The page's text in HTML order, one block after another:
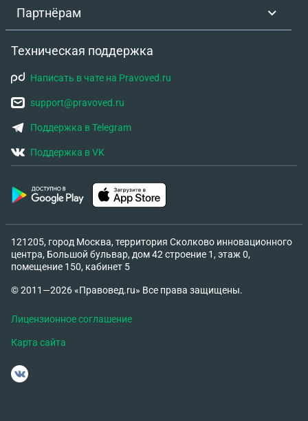
Партнёрам
Техническая поддержка
Написать в чате на Pravoved.ru
support@pravoved.ru
Поддержка в Telegram
Поддержка в VK
121205, город Москва, территория Сколково инновационного
центра, Большой бульвар, дом 42 строение 1, этаж 0,
помещение 150, кабинет 5
© 2011—2026 «Правовед.ru» Все права защищены.
Лицензионное соглашение
Карта сайта